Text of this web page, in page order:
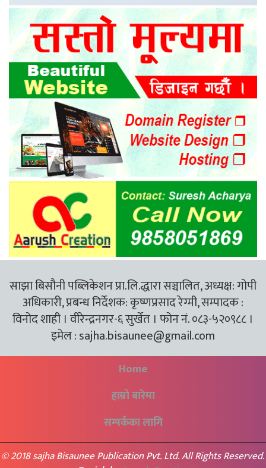
साझा बिसौनी पब्लिकेशन प्रा.लि.द्धारा सञ्चालित, अध्यक्ष: गोपी
अधिकारी, प्रबन्ध निर्देशक: कृष्णप्रसाद रेग्मी, सम्पादक :
विनोद शाही । वीरेन्द्रनगर-६ सुर्खेत । फोन नं. ०८३-५२०९८८ ।
इमेल :sajha.bisaunee@gmail.com
Home
हाम्रो बारेमा
सम्पर्कका लागि
© 2018 sajha Bisaunee Publication Pvt. Ltd. All Rights Reserved.